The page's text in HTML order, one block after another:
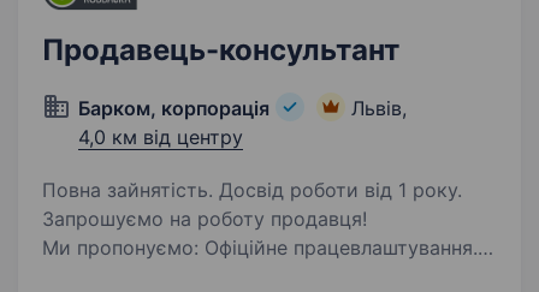
Продавець-консультант
Барком, корпорація
Львів,
4,0 км від центру
Повна зайнятість. Досвід роботи від 1 року.
Запрошуємо на роботу продавця!
Ми пропонуємо: Офіційне працевлаштування.